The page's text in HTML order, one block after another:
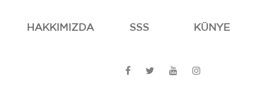
HAKKIMIZDA SSS KÜNYE